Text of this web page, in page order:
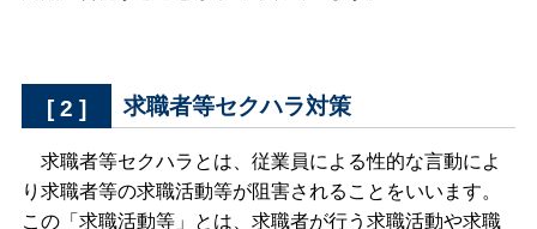
[ 2 ] 求職者等セクハラ対策
求職者等セクハラとは、従業員による性的な言動によ
り求職者等の求職活動等が阻害されることをいいます。
この「求職活動等」とは、求職者が行う求職活動や求職